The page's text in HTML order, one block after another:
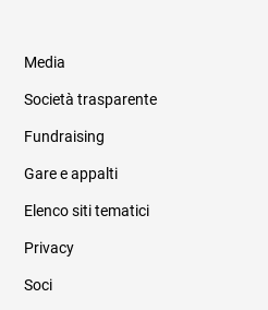
Informazioni legali
Media
Società trasparente
Fundraising
Gare e appalti
Elenco siti tematici
Privacy
Soci